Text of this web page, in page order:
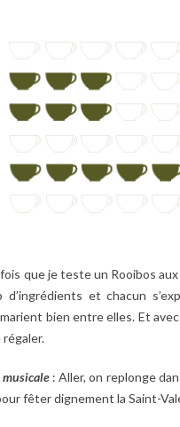
fois que je teste un Rooibos
d’ingrédients et chacun
bien entre elles. Et
régaler.
: Aller, on replonge
fêter dignement la Saint-